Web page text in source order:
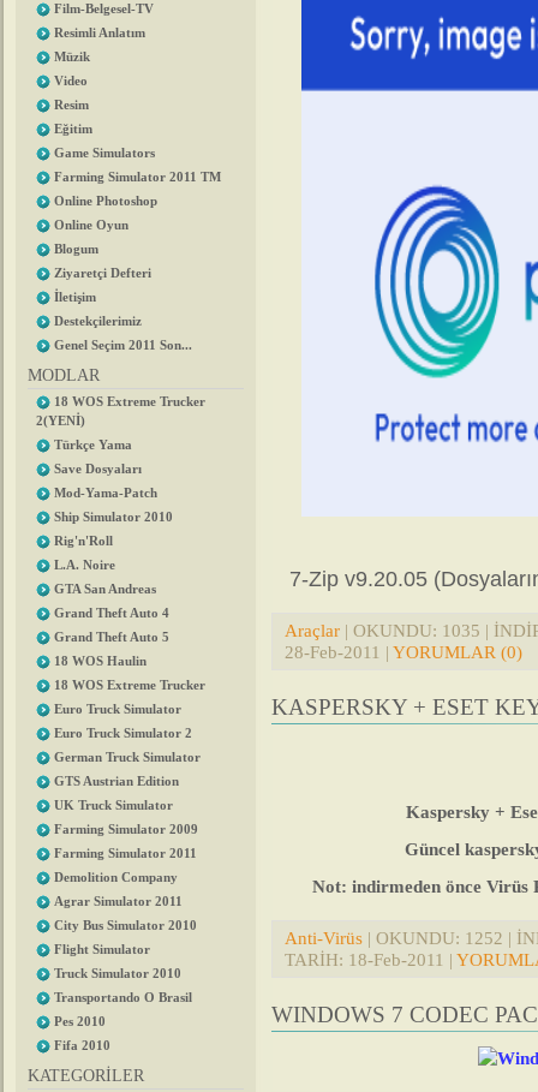
Film-Belgesel-TV
Resimli Anlatım
Müzik
Video
Resim
Eğitim
Game Simulators
Farming Simulator 2011 TM
Online Photoshop
Online Oyun
Blogum
Ziyaretçi Defteri
İletişim
Destekçilerimiz
Genel Seçim 2011 Son...
MODLAR
18 WOS Extreme Trucker
2(YENİ)
Türkçe Yama
Save Dosyaları
Mod-Yama-Patch
Ship Simulator 2010
Rig'n'Roll
L.A. Noire
GTA San Andreas
Grand Theft Auto 4
Grand Theft Auto 5
18 WOS Haulin
18 WOS Extreme Trucker
Euro Truck Simulator
Euro Truck Simulator 2
German Truck Simulator
GTS Austrian Edition
UK Truck Simulator
Farming Simulator 2009
Farming Simulator 2011
Demolition Company
Agrar Simulator 2011
City Bus Simulator 2010
Flight Simulator
Truck Simulator 2010
Transportando O Brasil
Pes 2010
Fifa 2010
KATEGORİLER
7-Zip v9.20.05
Araçlar | OKUNDU: 1035 |
28-Feb-2011 | YORUMLAR (0)
KASPERSKY + ESET
Kaspersky +
Güncel
Not: indirmeden önce Virüs
Anti-Virüs | OKUNDU: 1252 |
TARİH: 18-Feb-2011 |
WINDOWS 7 CODEC